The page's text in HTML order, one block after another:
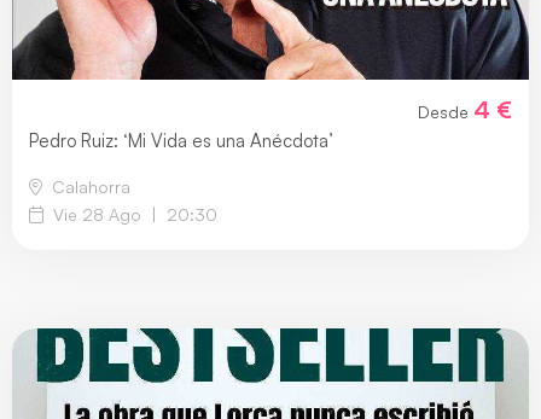
Desde 4 €
Pedro Ruiz: ‘Mi Vida es una Anécdota’
Calahorra
Vie 28 Ago
| 20:30